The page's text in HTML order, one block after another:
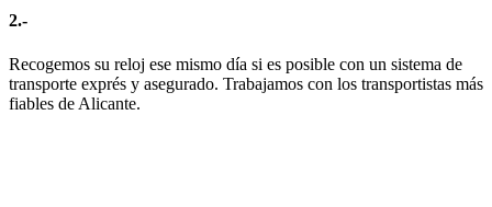
2.-
Recogemos su reloj ese mismo día si es posible con un sistema de
transporte exprés y asegurado. Trabajamos con los transportistas más
fiables de Alicante.